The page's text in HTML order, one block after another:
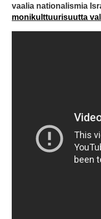
vaalia nationalismia
monikulttuurisuutta